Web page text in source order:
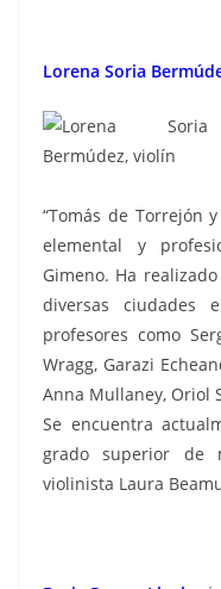
Lorena Soria
“Tomás de Torrejón
elemental y
Gimeno. Ha
diversas ciudades
profesores como
Wragg, Garazi
Anna Mullaney, Oriol
Se encuentra
grado superior de
violinista Laura